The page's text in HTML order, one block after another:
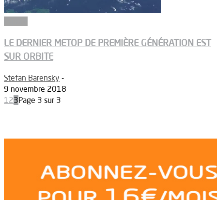
LE DERNIER METOP DE PREMIÈRE GÉNÉRATION EST
SUR ORBITE
Stefan Barensky -
9 novembre 2018
123Page 3 sur 3